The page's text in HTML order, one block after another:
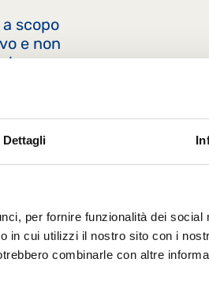
Dettagli
per fornire funzionalità dei social
in cui utilizzi il nostro sito con i
combinarle con altre
scopo
e non
le
di
in